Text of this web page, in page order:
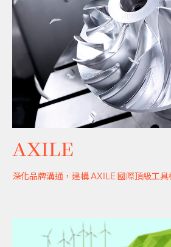
AXILE
深化品牌溝通，建構 AXILE 國際頂級工具